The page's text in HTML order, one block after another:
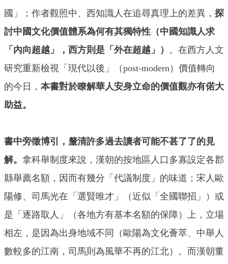
國」；作者觀照中、西知識人在追尋真理上的差異， 探
討中國文化價值體系為何有其獨特性（中國知識人求
「內向超越」，西方則是「外在超越」） 。在西方人文
研究重新檢視「現代以後」（post-modern）價值轉向
的今日， 本書對於瞭解華人安身立命的價值觀亦有偌大
助益。
書中旁徵博引，釐清許多過去讀者可能不甚了了的見
解。 拿科舉制度來說，漢朝的按地區人口多寡設定各郡
縣舉薦名額，因而有幾分「代議制度」的味道；宋人歐
陽修、司馬光在「選賢唯才」（近似「全國聯招」）或
是「逐路取人」（各地方有基本名額的保障）上，立場
相左，是因為出身地域不同（歐陽為文化薈萃、中舉人
數較多的江南，司馬則為風華不再的江北）。而漢朝董